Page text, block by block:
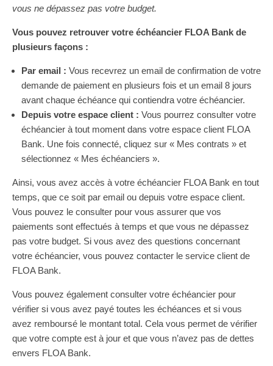
vous ne dépassez pas votre budget.
Vous pouvez retrouver votre échéancier FLOA Bank de
plusieurs façons :
Par email : Vous recevrez un email de confirmation de votre
demande de paiement en plusieurs fois et un email 8 jours
avant chaque échéance qui contiendra votre échéancier.
Depuis votre espace client : Vous pourrez consulter votre
échéancier à tout moment dans votre espace client FLOA
Bank. Une fois connecté, cliquez sur « Mes contrats » et
sélectionnez « Mes échéanciers ».
Ainsi, vous avez accès à votre échéancier FLOA Bank en tout
temps, que ce soit par email ou depuis votre espace client.
Vous pouvez le consulter pour vous assurer que vos
paiements sont effectués à temps et que vous ne dépassez
pas votre budget. Si vous avez des questions concernant
votre échéancier, vous pouvez contacter le service client de
FLOA Bank.
Vous pouvez également consulter votre échéancier pour
vérifier si vous avez payé toutes les échéances et si vous
avez remboursé le montant total. Cela vous permet de vérifier
que votre compte est à jour et que vous n’avez pas de dettes
envers FLOA Bank.